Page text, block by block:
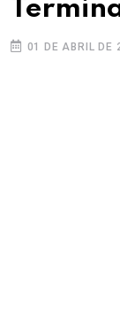
01 DE ABRIL DE